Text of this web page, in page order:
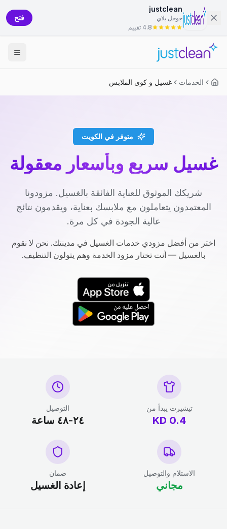
justclean
جوجل بلاي
4.8 تقييم
فتح
الخدمات غسيل و كوى الملابس
متوفر في الكويت
غسيل سريع وبأسعار معقولة
شريكك الموثوق للعناية الفائقة بالغسيل. مزودونا
المعتمدون يتعاملون مع ملابسك بعناية، ويقدمون نتائج
عالية الجودة في كل مرة.
اختر من أفضل مزودي خدمات الغسيل في مدينتك. نحن لا نقوم
بالغسيل — أنت تختار مزود الخدمة وهم يتولون التنظيف.
تيشيرت يبدأ من
0.4
KD
التوصيل
٢٤-٤٨ ساعة
الاستلام والتوصيل
مجاني
ضمان
إعادة الغسيل